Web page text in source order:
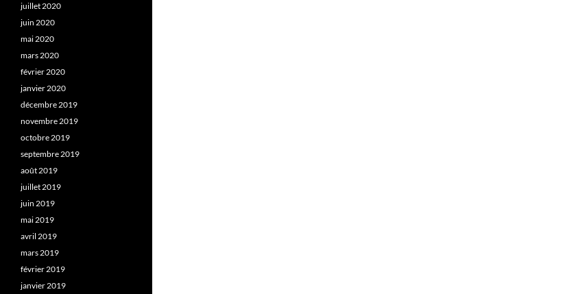
juillet 2020
juin 2020
mai 2020
mars 2020
février 2020
janvier 2020
décembre 2019
novembre 2019
octobre 2019
septembre 2019
août 2019
juillet 2019
juin 2019
mai 2019
avril 2019
mars 2019
février 2019
janvier 2019